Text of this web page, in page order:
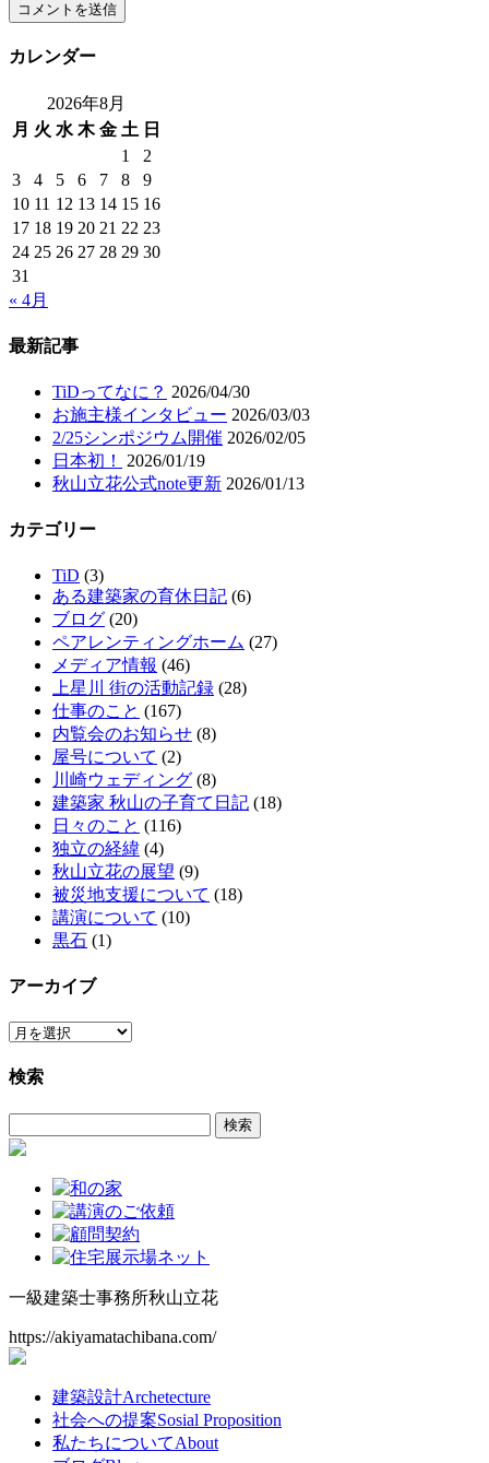
カレンダー
2026年8月
月 火 水 木 金 土 日
1
2
3
4 5 6 7 8
9
10 11 12 13 14 15 16
17 18 19 20 21 22 23
24 25 26 27 28 29 30
31
« 4月
最新記事
TiDってなに？ 2026/04/30
お施主様インタビュー 2026/03/03
2/25シンポジウム開催 2026/02/05
日本初！
2026/01/19
秋山立花公式note更新 2026/01/13
カテゴリー
TiD (3)
ある建築家の育休日記 (6)
ブログ (20)
ペアレンティングホーム (27)
メディア情報 (46)
上星川 街の活動記録 (28)
仕事のこと (167)
内覧会のお知らせ (8)
屋号について (2)
川崎ウェディング (8)
建築家 秋山の子育て日記 (18)
日々のこと (116)
独立の経緯 (4)
秋山立花の展望 (9)
被災地支援について (18)
講演について (10)
黒石 (1)
アーカイブ
ア
カ
検索
索:
一級建築士事務所秋山立花
https://akiyamatachibana.com/
建築設計Archetecture
社会への提案Sosial Proposition
私たちについてAbout